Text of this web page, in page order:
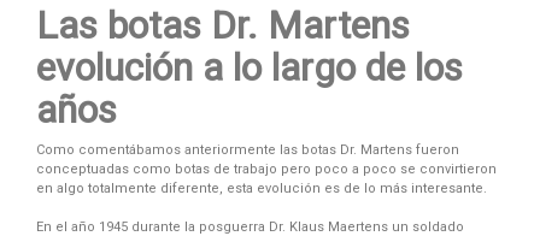
Las botas Dr. Martens
evolución a lo largo de los
años
Como comentábamos anteriormente las botas Dr. Martens fueron
conceptuadas como botas de trabajo pero poco a poco se convirtieron
en algo totalmente diferente, esta evolución es de lo más interesante.
En el año 1945 durante la posguerra Dr. Klaus Maertens un soldado